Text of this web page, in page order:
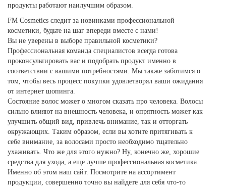
продукты работают наилучшим образом.
FM Cosmetics следит за новинками профессиональной
косметики, будьте на шаг впереди вместе с нами!
Вы не уверены в выборе правильной косметики?
Профессиональная команда специалистов всегда готова
проконсультировать вас и подобрать продукт именно в
соответствии с вашими потребностями. Мы также заботимся о
том, чтобы весь процесс покупки удовлетворял ваши ожидания
от интернет шопинга.
Состояние волос может о многом сказать про человека. Волосы
сильно влияют на внешность человека, и опрятность может как
улучшить общий вид, привлечь внимание, так и отторгать
окружающих. Таким образом, если вы хотите притягивать к
себе внимание, за волосами просто необходимо тщательно
ухаживать. Что же для этого нужно? Ну, конечно же, хорошие
средства для ухода, а еще лучше профессиональная косметика.
Именно об этом наш сайт. Посмотрите на ассортимент
продукции, совершенно точно вы найдете для себя что-то